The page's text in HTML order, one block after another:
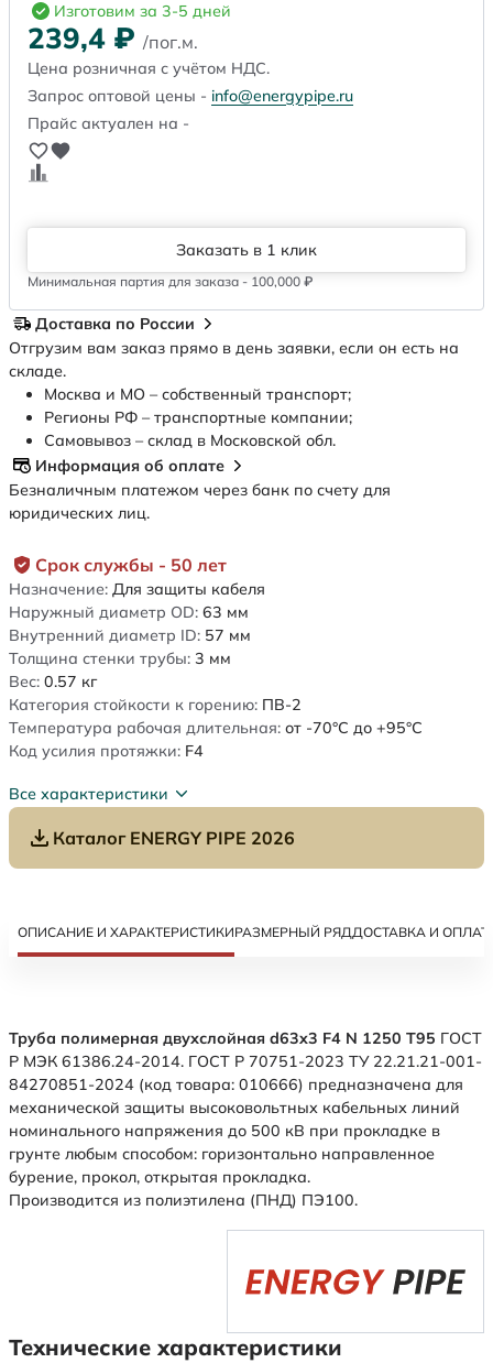
Срок службы - 50 лет
Назначение: Для защиты кабеля
Наружный диаметр OD: 63 мм
Внутренний диаметр ID: 57 мм
Толщина стенки трубы: 3 мм
Вес: 0.57 кг
Категория стойкости к горению: ПВ-2
Температура рабочая длительная: от -70°C до +95°C
Код усилия протяжки: F4
Все характеристики
Каталог ENERGY PIPE 2026
Изготовим за 3-5 дней
239,4 ₽ /пог.м.
Цена розничная с учётом НДС.
Запрос оптовой цены - info@energypipe.ru
Прайс актуален на -
Заказать в 1 клик
Минимальная партия для заказа - 100,000 ₽
Доставка по России
Отгрузим вам заказ прямо в день заявки, если он есть на
складе.
Москва и МО – собственный транспорт;
Регионы РФ – транспортные компании;
Самовывоз – склад в Московской обл.
Информация об оплате
Безналичным платежом через банк по счету для
юридических лиц.
ОПИСАНИЕ И ХАРАКТЕРИСТИКИРАЗМЕРНЫЙ РЯДДОСТАВКА И
Труба полимерная двухслойная d63x3 F4 N 1250 Т95 ГОСТ
Р МЭК 61386.24-2014. ГОСТ Р 70751-2023 ТУ 22.21.21-001-
84270851-2024 (код товара: 010666) предназначена для
механической защиты высоковольтных кабельных линий
номинального напряжения до 500 кВ при прокладке в
грунте любым способом: горизонтально направленное
бурение, прокол, открытая прокладка.
Производится из полиэтилена (ПНД) ПЭ100.
Технические характеристики